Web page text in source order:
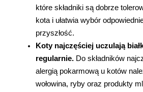
które składniki są dobrze
kota i ułatwia wybór
przyszłość.
Koty najczęściej uczulają
regularnie. Do składników
alergią pokarmową u kotów
wołowina, ryby oraz produkty